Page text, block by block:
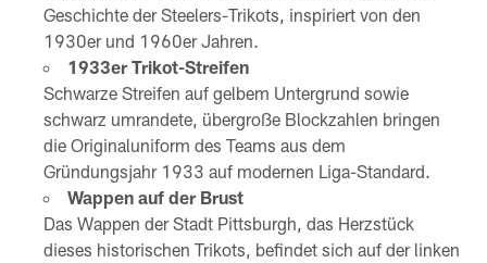
Geschichte der Steelers-Trikots, inspiriert von den
1930er und 1960er Jahren.
1933er Trikot-Streifen
Schwarze Streifen auf gelbem Untergrund sowie
schwarz umrandete, übergroße Blockzahlen bringen
die Originaluniform des Teams aus dem
Gründungsjahr 1933 auf modernen Liga-Standard.
Wappen auf der Brust
Das Wappen der Stadt Pittsburgh, das Herzstück
dieses historischen Trikots, befindet sich auf der linken